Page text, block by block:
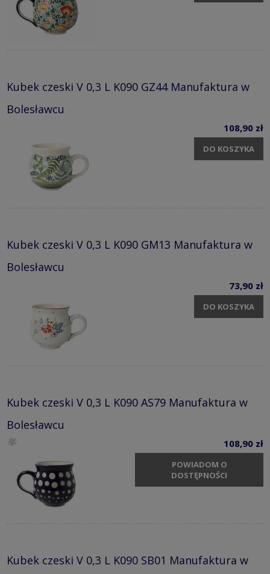
Kubek czeski V 0,3 L K090 GZ44 Manufaktura w
Bolesławcu
108,90 zł
DO KOSZYKA
Kubek czeski V 0,3 L K090 GM13 Manufaktura w
Bolesławcu
73,90 zł
DO KOSZYKA
Kubek czeski V 0,3 L K090 AS79 Manufaktura w
Bolesławcu
108,90 zł
POWIADOM O
DOSTĘPNOŚCI
Kubek czeski V 0,3 L K090 SB01 Manufaktura w